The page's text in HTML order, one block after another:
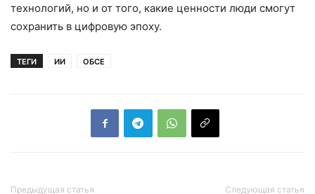
технологий, но и от того, какие ценности люди смогут
сохранить в цифровую эпоху.
ТЕГИ ИИ ОБСЕ
Предыдущая статья Следующая статья